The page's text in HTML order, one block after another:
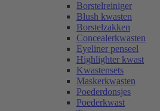
Borstelreiniger
Blush kwasten
Borstelzakken
Concealerkwasten
Eyeliner penseel
Highlighter kwast
Kwastensets
Maskerkwasten
Poederdonsjes
Poederkwast